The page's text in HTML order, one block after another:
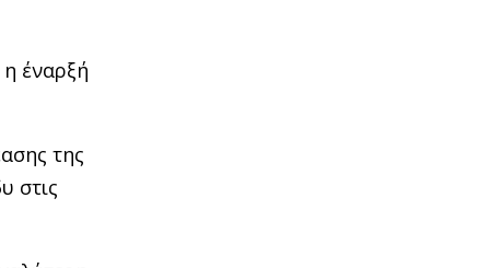
έναρξή
της
στις